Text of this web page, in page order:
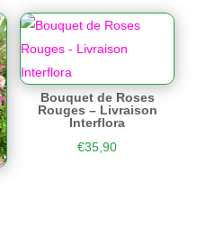
Bouquet de Roses
Rouges – Livraison
Interflora
€35,90